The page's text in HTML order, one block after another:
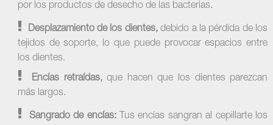
por los productos de desecho de las bacterias.
Desplazamiento de los dientes,debido a la pérdida de los
tejidos de soporte, lo que puede provocar espacios entre
los dientes.
Encías retraídas,que hacen que los dientes parezcan
más largos.
Sangrado de encías:Tus encías sangran al cepillarte los